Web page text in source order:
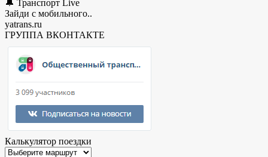
🔔 Транспорт Live
Зайди с мобильного..
yatrans.ru
ГРУППА ВКОНТАКТЕ
Калькулятор поездки